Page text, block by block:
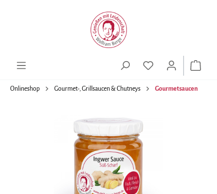
Onlineshop Gourmet-, Grillsaucen & Chutneys Gourmetsaucen
Bildergalerie überspringen